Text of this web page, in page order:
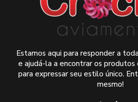
Estamos aqui para responder a
e ajudá-la a encontrar os
para expressar seu estilo único.
mesmo!